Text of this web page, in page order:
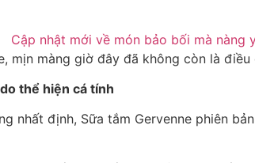
mịn màng giờ đây đã không còn là
thể hiện cá tính
nhất định, Sữa tắm Gervenne phiên